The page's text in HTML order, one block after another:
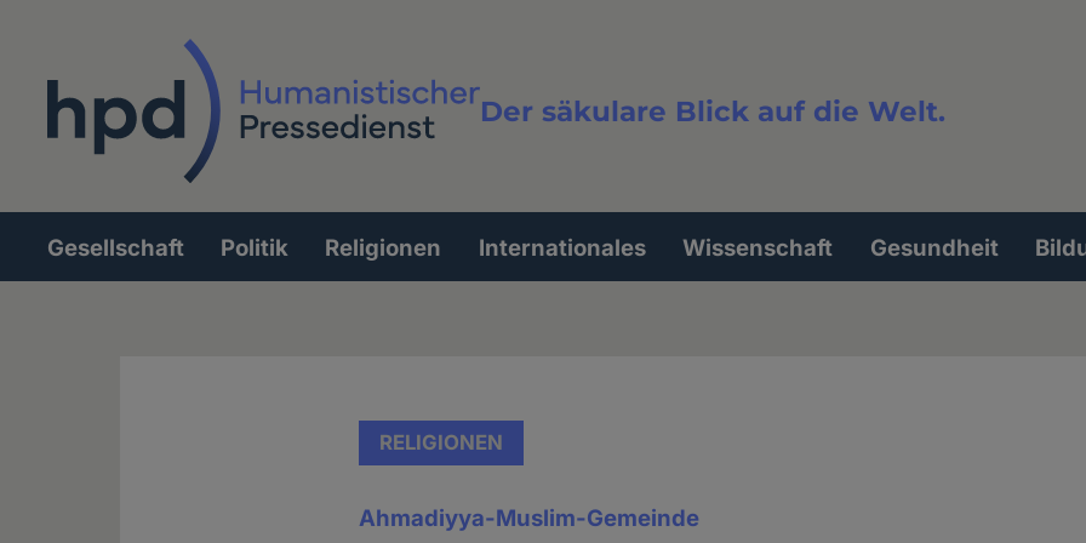
Der säkulare Blick auf die Welt.
Volltextsuche
Hauptnavigation
Gesellschaft Politik Religionen Internationales Wissenschaft Gesundheit
RELIGIONEN
Ahmadiyya-Muslim-Gemeinde